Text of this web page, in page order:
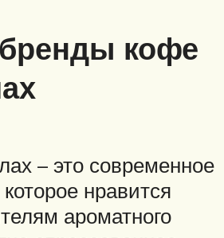
кофе
– это современное
нравится
ароматного